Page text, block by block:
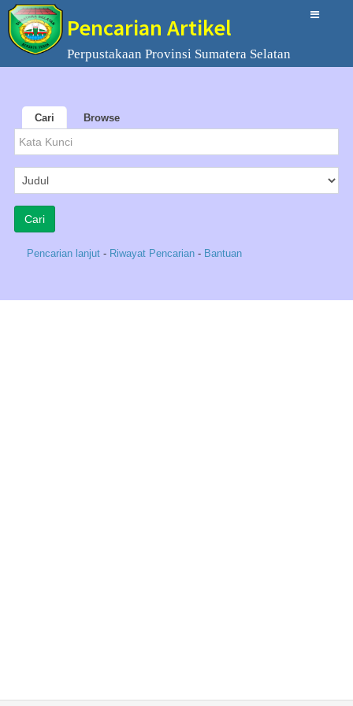
Pencarian Artikel
Perpustakaan Provinsi Sumatera Selatan
Cari Browse
Pencarian lanjut - Riwayat Pencarian - Bantuan